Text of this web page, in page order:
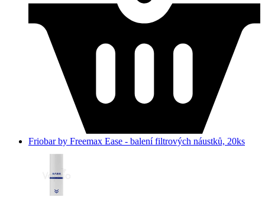
Friobar by Freemax Ease - balení filtrových náustků, 20ks